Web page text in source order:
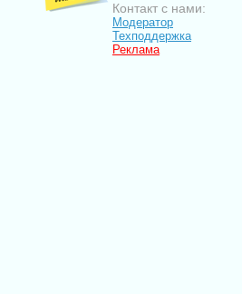
Контакт с нами:
Модератор
Техподдержка
Реклама